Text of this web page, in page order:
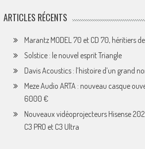
ARTICLES RÉCENTS
Marantz MODEL 70 et CD 70, héritiers
Solstice : le nouvel esprit Triangle
Davis Acoustics : l’histoire d’un grand
Meze Audio ARTA : nouveau casque
6000 €
Nouveaux vidéoprojecteurs Hisense
C3 PRO et C3 Ultra